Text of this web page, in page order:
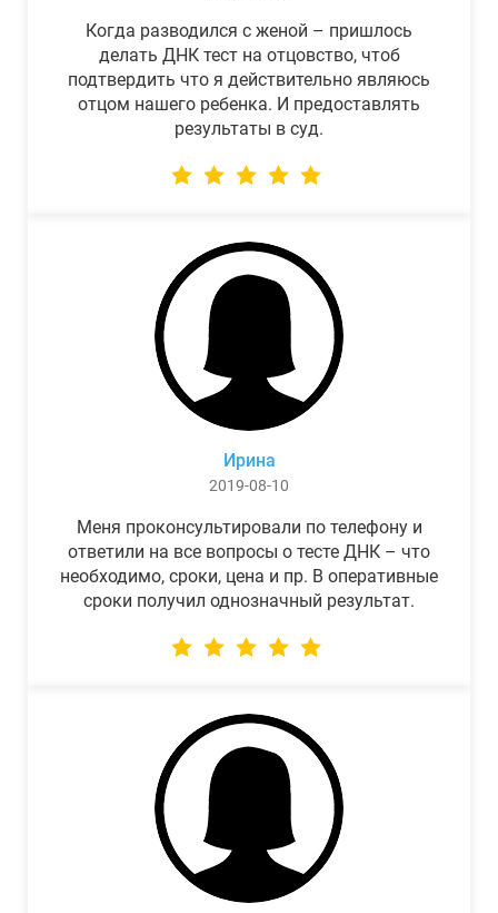
Когда разводился с женой – пришлось
делать ДНК тест на отцовство, чтоб
подтвердить что я действительно являюсь
отцом нашего ребенка. И предоставлять
результаты в суд.
Ирина
2019-08-10
Меня проконсультировали по телефону и
ответили на все вопросы о тесте ДНК – что
необходимо, сроки, цена и пр. В оперативные
сроки получил однозначный результат.